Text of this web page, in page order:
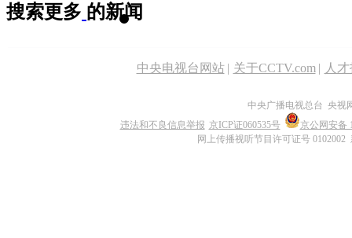
搜索更多 的新闻
中央电视台网站 | 关于CCTV.com | 人
中央广播电视总台 央视
违法和不良信息举报 京ICP证060535号
京公网安备
网上传播视听节目许可证号 0102002